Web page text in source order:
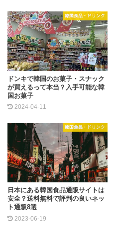
韓国食品・ドリンク
ドンキで韓国のお菓子・スナック
が買えるって本当？入手可能な韓
国お菓子
2024-04-11
韓国食品・ドリンク
日本にある韓国食品通販サイトは
安全？送料無料で評判の良いネッ
ト通販8選
2023-06-19